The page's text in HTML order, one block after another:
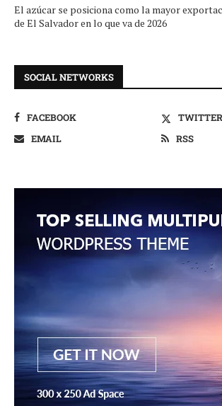
El azúcar se posiciona como la mayor
de El Salvador en lo que va de 2026
SOCIAL NETWORKS
FACEBOOK
TWITTER
EMAIL
RSS